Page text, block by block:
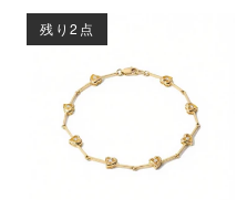
残り2点